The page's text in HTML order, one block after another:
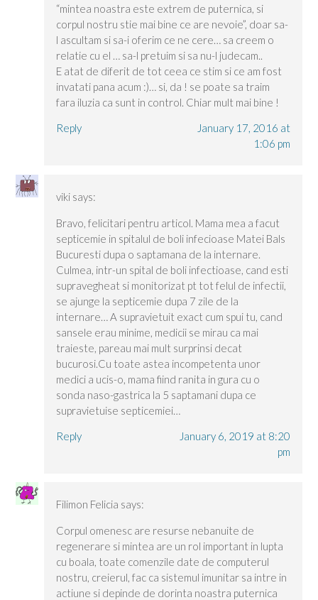
“mintea noastra este extrem de puternica, si
corpul nostru stie mai bine ce are nevoie”, doar sa-
l ascultam si sa-i oferim ce ne cere… sa creem o
relatie cu el … sa-l pretuim si sa nu-l judecam..
E atat de diferit de tot ceea ce stim si ce am fost
invatati pana acum :)… si, da ! se poate sa traim
fara iluzia ca sunt in control. Chiar mult mai bine !
Reply
January 17, 2016 at
1:06 pm
viki says:
Bravo, felicitari pentru articol. Mama mea a facut
septicemie in spitalul de boli infecioase Matei Bals
Bucuresti dupa o saptamana de la internare.
Culmea, intr-un spital de boli infectioase, cand esti
supravegheat si monitorizat pt tot felul de infectii,
se ajunge la septicemie dupa 7 zile de la
internare… A supravietuit exact cum spui tu, cand
sansele erau minime, medicii se mirau ca mai
traieste, pareau mai mult surprinsi decat
bucurosi.Cu toate astea incompetenta unor
medici a ucis-o, mama fiind ranita in gura cu o
sonda naso-gastrica la 5 saptamani dupa ce
supravietuise septicemiei…
Reply
January 6, 2019 at 8:20
pm
Filimon Felicia says:
Corpul omenesc are resurse nebanuite de
regenerare si mintea are un rol important in lupta
cu boala, toate comenzile date de computerul
nostru, creierul, fac ca sistemul imunitar sa intre in
actiune si depinde de dorinta noastra puternica